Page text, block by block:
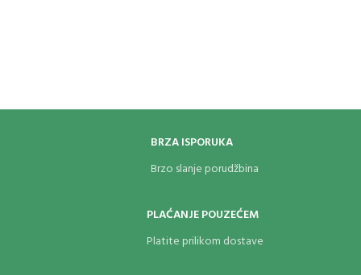
BRZA ISPORUKA
Brzo slanje porudžbina
PLAĆANJE POUZEĆEM
Platite prilikom dostave